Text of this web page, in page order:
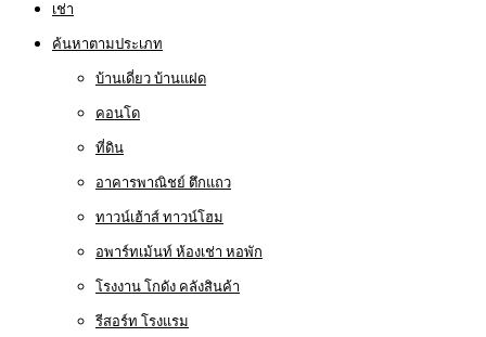
เช่า
ค้นหาตามประเภท
บ้านเดี่ยว บ้านแฝด
คอนโด
ที่ดิน
อาคารพาณิชย์ ตึกแถว
ทาวน์เฮ้าส์ ทาวน์โฮม
อพาร์ทเม้นท์ ห้องเช่า หอพัก
โรงงาน โกดัง คลังสินค้า
รีสอร์ท โรงแรม